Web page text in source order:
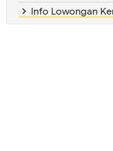
Info Lowongan